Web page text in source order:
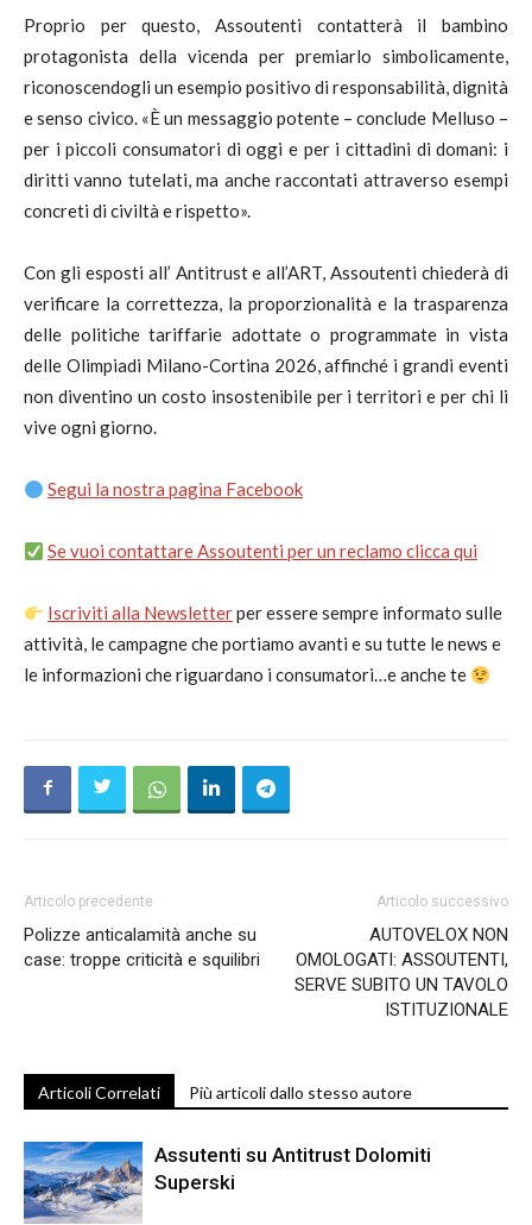
Proprio per questo, Assoutenti contatterà il bambino
protagonista della vicenda per premiarlo simbolicamente,
riconoscendogli un esempio positivo di responsabilità, dignità
e senso civico. «È un messaggio potente – conclude Melluso –
per i piccoli consumatori di oggi e per i cittadini di domani: i
diritti vanno tutelati, ma anche raccontati attraverso esempi
concreti di civiltà e rispetto».
Con gli esposti all’ Antitrust e all’ART, Assoutenti chiederà di
verificare la correttezza, la proporzionalità e la trasparenza
delle politiche tariffarie adottate o programmate in vista
delle Olimpiadi Milano-Cortina 2026, affinché i grandi eventi
non diventino un costo insostenibile per i territori e per chi li
vive ogni giorno.
Segui la nostra pagina Facebook
Se vuoi contattare Assoutenti per un reclamo clicca qui
Iscriviti alla Newsletterper essere sempre informato sulle
attività, le campagne che portiamo avanti e su tutte le news e
le informazioni che riguardano i consumatori…e anche te
Articolo precedente
Polizze anticalamità anche su
case: troppe criticità e squilibri
Articolo successivo
AUTOVELOX NON
OMOLOGATI: ASSOUTENTI,
SERVE SUBITO UN TAVOLO
ISTITUZIONALE
Articoli Correlati Più articoli dallo stesso autore
Assutenti su Antitrust Dolomiti
Superski